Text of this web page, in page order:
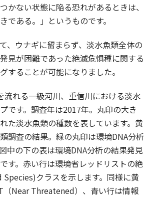
かない状態に陥る恐れがあるときは、
である。」というものです。
、ウナギに留まらず、淡水魚類全体の
見が困難であった絶滅危惧種に関する
することが可能になりました。
れる一級河川、重信川における淡水
です。調査年は2017年。丸印の大き
た淡水魚類の種数を表しています。黄
調査の結果。緑の丸印は環境DNA分析
中の下の表は環境DNA分析の結果発見
す。赤い行は環境省レッドリストの絶
クラスを示します。同様に黄
Near Threatened）、青い行は情報